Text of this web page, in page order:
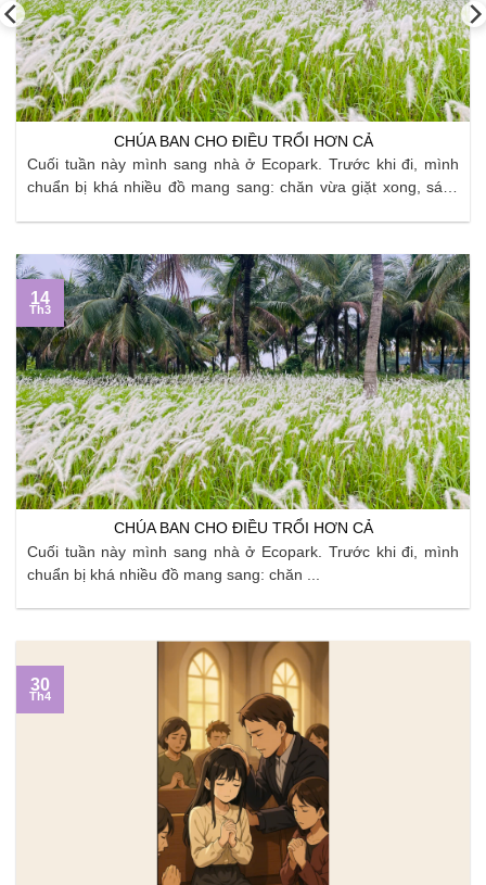
CHÚA BAN CHO ĐIỀU TRỔI HƠN CẢ
tuần này mình sang nhà ở Ecopark. Trước khi đi, mình
bị khá nhiều đồ mang sang: chăn vừa giặt xong, sách
CHÚA BAN CHO ĐIỀU TRỔI HƠN CẢ
Cuối tuần này mình sang nhà ở Ecopark. Trước khi đi, mình
chuẩn bị khá nhiều đồ mang sang: chăn ...
14
Th3
30
Th4